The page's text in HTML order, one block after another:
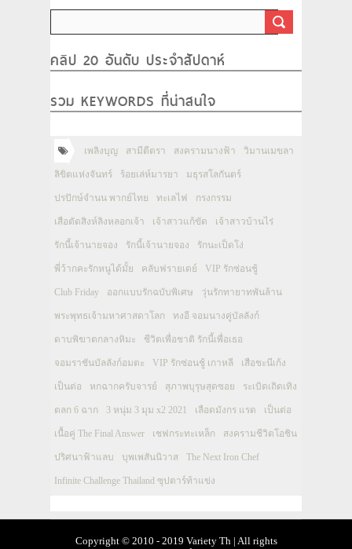
คลิป 20 อันดับ ประจำสัปดาห์
รวม KEYWORDS ที่น่าสนใจ
เพลิงบุญ สามีตีตรา สงครามนางฟ้า วิมานเมขลา
ลิขิตแห่งจันทร์ ร้อยเล่ห์มารยา มธุรสโลกันตร์
ปรปักษ์จำนน พากย์ไทย ทะเลไฟ กรงกรรม
เสือตัดสิงห์ลิงหลอกเจ้า เจ้าสาวแก้ขัด เจ้าสาวบ้านไร่
รักนี้เจ้านายจอง รักนี้เจ้านายจอง รักนะเป็ดโง่
พี่ว้ากคะรักหนูได้มั้ย คลับฟรายเดย์ VIP รักซ่อนชู้
Club Friday ออกแบบรักฉบับพิเศษ วุ่นรักทายาทพันล้าน
พระพุทธเจ้ามหาศาสดาโลก ทงอี จอมนางคู่บัลลังก์
ดาบพิฆาตกลางหิมะ ชีวิตเพื่อชาติ รักนี้เพื่อเธอ
จอมราชันบัลลังก์อมตะ VIP รักซ่อนชู้ เกาหลี เสือชะนีเก้ง
เป็นต่อ หกฉากครับจารย์ สุภาพบุรุษสุดซอย ระเบิดเถิดเทิง
ตลก 6 ฉาก 3 หนุ่ม 3 มุม x2 2021 เลือดมังกร แรด เป็นต่อ
เนื้อคู่ The Final Answer เชฟกระทะเหล็ก สงครามชีวิตโอชิน
ปริศนาฟ้าแลบ บุพเพสันนิวาส The Next Iron Chef
Infinite Challenge Thailand ซุปตาร์ท้าแข่ง
Copyright © 2010 - 2019 Variety Th | All rights